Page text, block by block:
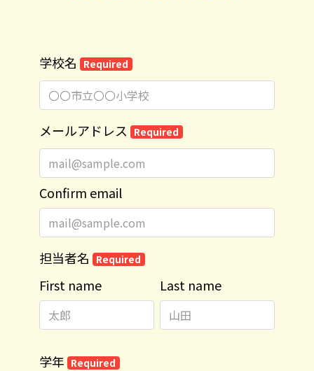
学校名 Required
メールアドレス Required
Confirm email
担当者名 Required
Last name
First name
学年 Required